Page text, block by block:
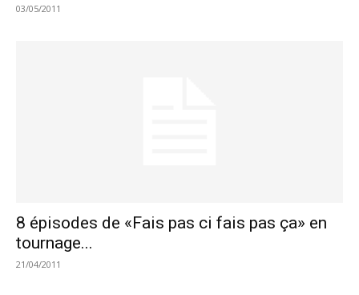
03/05/2011
8 épisodes de «Fais pas ci fais pas ça» en
tournage...
21/04/2011